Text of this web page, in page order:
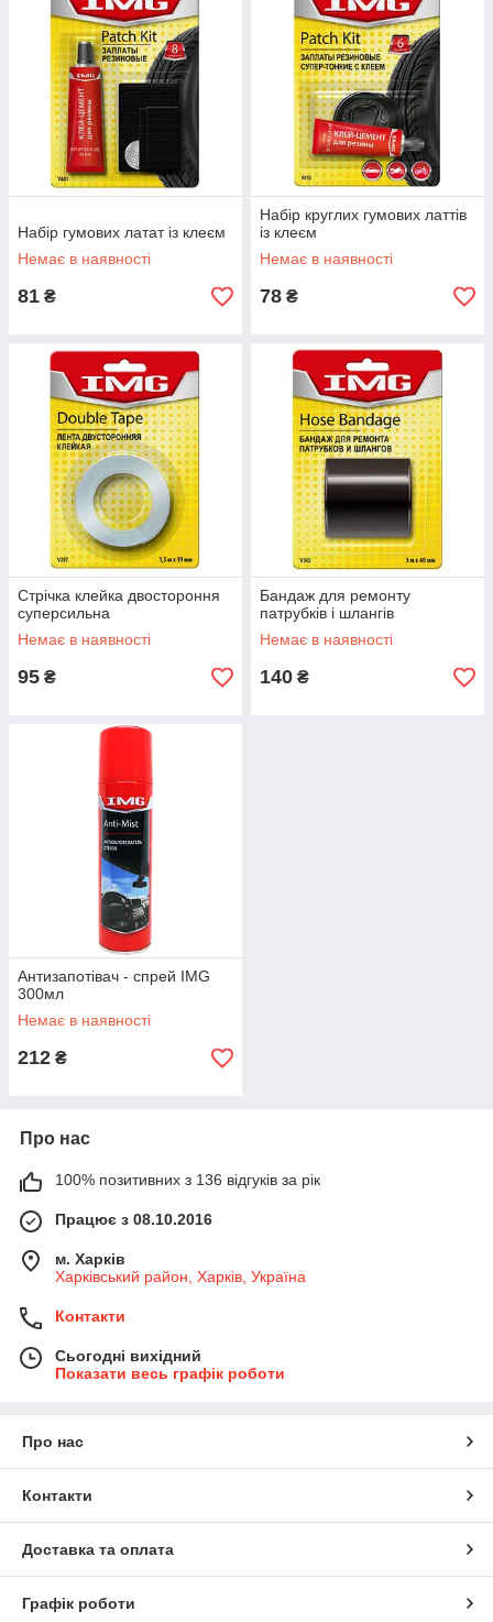
Набір гумових латат із клеєм
Немає в наявності
81 ₴
Набір круглих гумових латтів
із клеєм
Немає в наявності
78 ₴
Стрічка клейка двостороння
суперсильна
Немає в наявності
95 ₴
Бандаж для ремонту
патрубків і шлангів
Немає в наявності
140 ₴
Антизапотівач - спрей IMG
300мл
Немає в наявності
212 ₴
Про нас
100% позитивних з 136 відгуків за рік
Працює з 08.10.2016
м. Харків
Харківський район, Харків, Україна
Контакти
Сьогодні вихідний
Показати весь графік роботи
Про нас
Контакти
Доставка та оплата
Графік роботи